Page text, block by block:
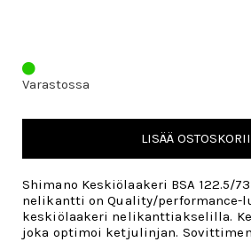
Varastossa
LISÄÄ
Shimano Keskiölaakeri BSA 122.5/
nelikantti on Quality/performance-
keskiölaakeri nelikanttiakselilla.
joka optimoi ketjulinjan.